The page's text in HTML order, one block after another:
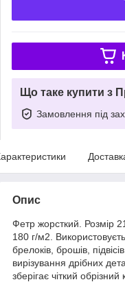
Що таке купити з
Замовлення під
Опис
Фетр жорсткий. Розмір
180 г/м2.
брелоків, брошів,
вирізування дрібних
зберігає чіткий